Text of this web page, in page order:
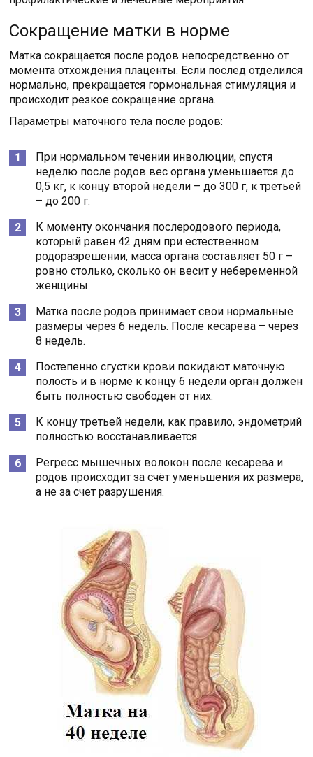
Сокращение матки в норме
Матка сокращается после родов непосредственно от
момента отхождения плаценты. Если послед отделился
нормально, прекращается гормональная стимуляция и
происходит резкое сокращение органа.
Параметры маточного тела после родов:
При нормальном течении инволюции, спустя
неделю после родов вес органа уменьшается до
0,5 кг, к концу второй недели – до 300 г, к третьей
– до 200 г.
К моменту окончания послеродового периода,
который равен 42 дням при естественном
родоразрешении, масса органа составляет 50 г –
ровно столько, сколько он весит у небеременной
женщины.
Матка после родов принимает свои нормальные
размеры через 6 недель. После кесарева – через
8 недель.
Постепенно сгустки крови покидают маточную
полость и в норме к концу 6 недели орган должен
быть полностью свободен от них.
К концу третьей недели, как правило, эндометрий
полностью восстанавливается.
Регресс мышечных волокон после кесарева и
родов происходит за счёт уменьшения их размера,
а не за счет разрушения.